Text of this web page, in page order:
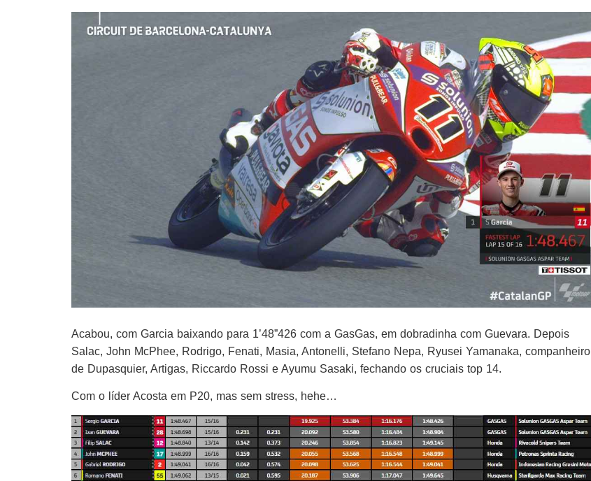
Acabou, com Garcia baixando para 1’48”426 com a GasGas, em dobradinha com Guevara. Depois
Salac, John McPhee, Rodrigo, Fenati, Masia, Antonelli, Stefano Nepa, Ryusei Yamanaka, companheiro
de Dupasquier, Artigas, Riccardo Rossi e Ayumu Sasaki, fechando os cruciais top 14.
Com o líder Acosta em P20, mas sem stress, hehe…